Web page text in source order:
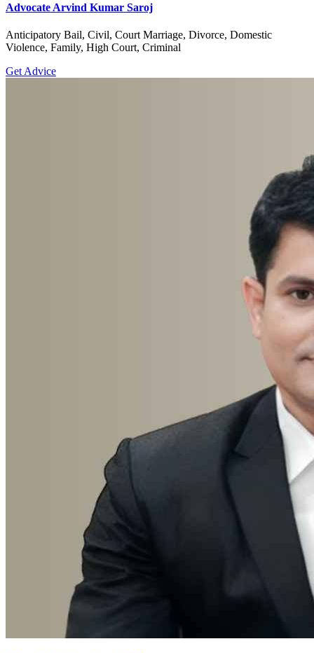
Advocate Arvind Kumar Saroj
Anticipatory Bail, Civil, Court Marriage, Divorce, Domestic
Violence, Family, High Court, Criminal
Get Advice